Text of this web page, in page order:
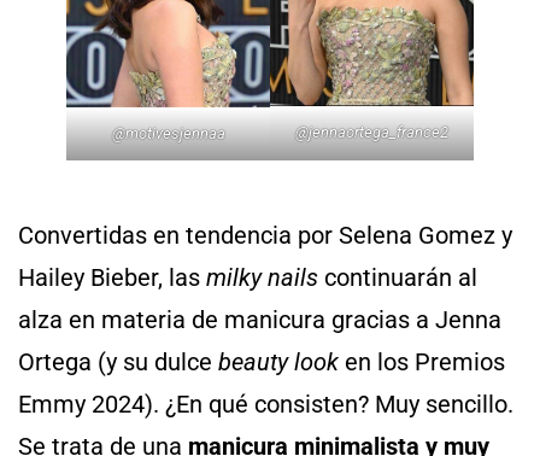
@motivesjennaa @jennaortega_france2
Convertidas en tendencia por Selena Gomez y
Hailey Bieber, las milky nails continuarán al
alza en materia de manicura gracias a Jenna
Ortega (y su dulce beauty look en los Premios
Emmy 2024). ¿En qué consisten? Muy sencillo.
Se trata de una manicura minimalista y muy